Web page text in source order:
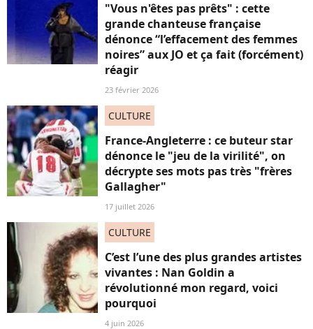
"Vous n'êtes pas prêts" : cette
grande chanteuse française
dénonce “l’effacement des femmes
noires” aux JO et ça fait (forcément)
réagir
23 février 2026
CULTURE
France-Angleterre : ce buteur star
dénonce le "jeu de la virilité", on
décrypte ses mots pas très "frères
Gallagher"
17 juillet 2026
CULTURE
C’est l’une des plus grandes artistes
vivantes : Nan Goldin a
révolutionné mon regard, voici
pourquoi
4 juin 2026